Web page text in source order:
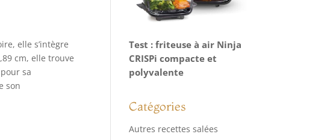
elle s’intègre
cm, elle trouve
sa
son
Test : friteuse à air Ninja
CRISPi compacte et
polyvalente
Catégories
Autres recettes salées